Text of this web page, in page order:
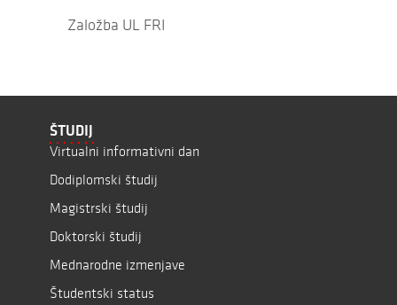
Založba UL FRI
ŠTUDIJ
Virtualni informativni dan
Dodiplomski študij
Magistrski študij
Doktorski študij
Mednarodne izmenjave
Študentski status